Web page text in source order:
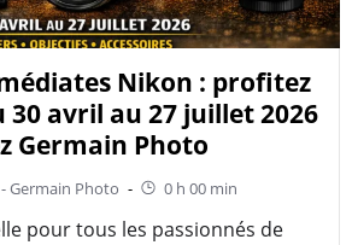
Nikon : profitez
30 avril au 27 juillet 2026
Germain Photo
Germain Photo - 0 h 00 min
pour tous les passionnés de